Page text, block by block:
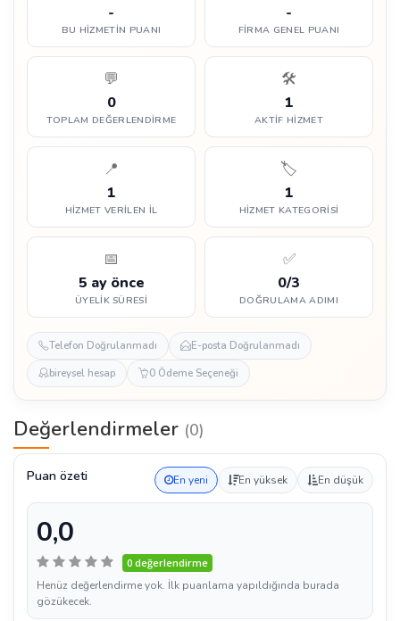
-
BU HIZMETIN PUANI
-
FIRMA GENEL PUANI
💬
0
TOPLAM DEĞERLENDIRME
🛠️
1
AKTIF HIZMET
📍
1
HIZMET VERILEN İL
🏷️
1
HIZMET KATEGORISI
📅
5 ay önce
ÜYELIK SÜRESI
✅
0/3
DOĞRULAMA ADIMI
Telefon Doğrulanmadı
E-posta Doğrulanmadı
bireysel hesap
0 Ödeme Seçeneği
Değerlendirmeler (0)
Puan özeti En yeni En yüksek En düşük
0,0
0 değerlendirme
Henüz değerlendirme yok. İlk puanlama yapıldığında burada
gözükecek.